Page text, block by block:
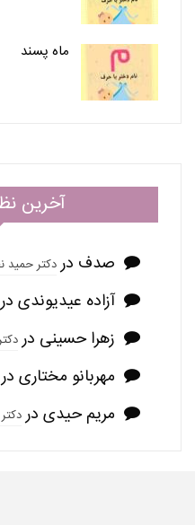
ماه پسند
آخرین
صدف دردکتر حمید
آزاده عیدیوندی در
زهرا حسینی در
مهربانو مختاری در
مریم حیدی در